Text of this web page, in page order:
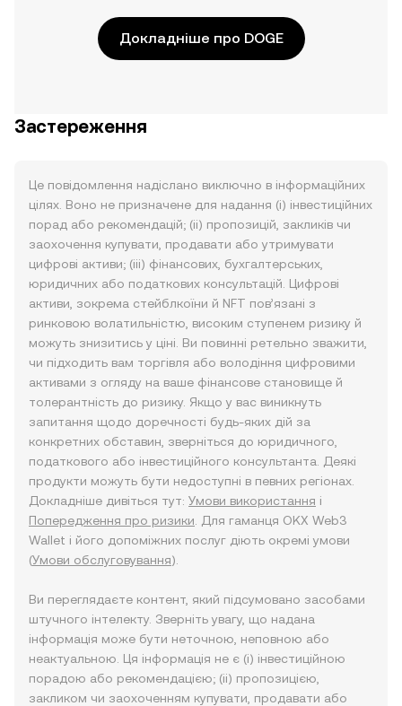
Докладніше про DOGE
Застереження
Це повідомлення надіслано виключно в інформаційних
цілях. Воно не призначене для надання (i) інвестиційних
порад або рекомендацій; (ii) пропозицій, закликів чи
заохочення купувати, продавати або утримувати
цифрові активи; (iii) фінансових, бухгалтерських,
юридичних або податкових консультацій. Цифрові
активи, зокрема стейблкоїни й NFT пов’язані з
ринковою волатильністю, високим ступенем ризику й
можуть знизитись у ціні. Ви повинні ретельно зважити,
чи підходить вам торгівля або володіння цифровими
активами з огляду на ваше фінансове становище й
толерантність до ризику. Якщо у вас виникнуть
запитання щодо доречності будь-яких дій за
конкретних обставин, зверніться до юридичного,
податкового або інвестиційного консультанта. Деякі
продукти можуть бути недоступні в певних регіонах.
Докладніше дивіться тут: Умови використання і
Попередження про ризики . Для гаманця OKX Web3
Wallet і його допоміжних послуг діють окремі умови
(Умови обслуговування).
Ви переглядаєте контент, який підсумовано засобами
штучного інтелекту. Зверніть увагу, що надана
інформація може бути неточною, неповною або
неактуальною. Ця інформація не є (i) інвестиційною
порадою або рекомендацією; (ii) пропозицією,
закликом чи заохоченням купувати, продавати або